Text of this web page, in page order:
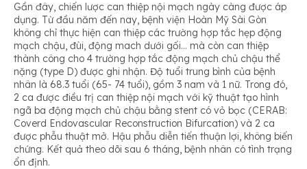
Gần đây, chiến lược can thiệp nội mạch ngày càng được áp
dụng. Từ đầu năm đến nay, bệnh viện Hoàn Mỹ Sài Gòn
không chỉ thực hiện can thiệp các trường hợp tắc hẹp động
mạch chậu, đùi, động mach dưới gối… mà còn can thiệp
thành công cho 4 trường hợp tắc động mạch chủ chậu thể
nặng (type D) được ghi nhận. Độ tuổi trung bình của bệnh
nhân là 68.3 tuổi (65- 74 tuổi), gồm 3 nam và 1 nữ. Trong đó,
2 ca được điều trị can thiệp nội mạch với kỹ thuật tạo hình
ngã ba động mạch chủ chậu bằng stent có vỏ bọc (CERAB:
Coverd Endovascular Reconstruction Bifurcation) và 2 ca
được phẫu thuật mở. Hậu phẫu diễn tiến thuận lợi, không biến
chứng. Kết quả theo dõi sau 6 tháng, bệnh nhân có tình trạng
ổn định.